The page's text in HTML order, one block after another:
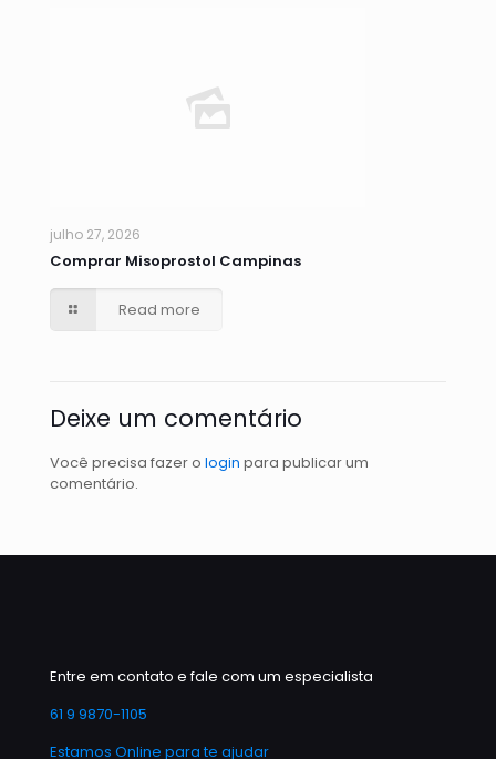
julho 27, 2026
Comprar Misoprostol Campinas
Read more
Deixe um comentário
Você precisa fazer o login para publicar um
comentário.
Entre em contato e fale com um especialista
61 9 9870-1105
Estamos Online para te ajudar